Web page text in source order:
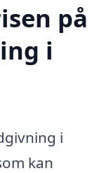
på
i
i
kan